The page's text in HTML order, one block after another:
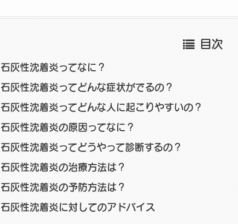
目次
石灰性沈着炎ってなに？
石灰性沈着炎ってどんな症状がでるの？
石灰性沈着炎ってどんな人に起こりやすいの？
石灰性沈着炎の原因ってなに？
石灰性沈着炎ってどうやって診断するの？
石灰性沈着炎の治療方法は？
石灰性沈着炎の予防方法は？
石灰性沈着炎に対してのアドバイス